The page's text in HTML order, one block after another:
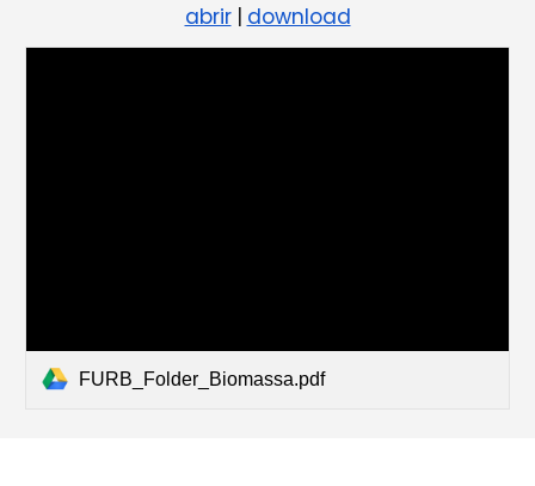
abrir | download
FURB_Folder_Biomassa.pdf